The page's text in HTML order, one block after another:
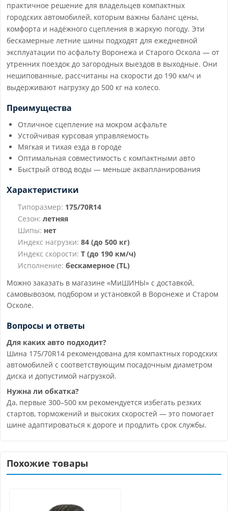
практичное решение для владельцев компактных
городских автомобилей, которым важны баланс цены,
комфорта и надёжного сцепления в жаркую погоду. Эти
бескамерные летние шины подходят для ежедневной
эксплуатации по асфальту Воронежа и Старого Оскола — от
утренних поездок до загородных выездов в выходные. Они
нешипованные, рассчитаны на скорости до 190 км/ч и
выдерживают нагрузку до 500 кг на колесо.
Преимущества
Отличное сцепление на мокром асфальте
Устойчивая курсовая управляемость
Мягкая и тихая езда в городе
Оптимальная совместимость с компактными авто
Быстрый отвод воды — меньше аквапланирования
Характеристики
Типоразмер: 175/70R14
Сезон: летняя
Шипы: нет
Индекс нагрузки: 84 (до 500 кг)
Индекс скорости: T (до 190 км/ч)
Исполнение: бескамерное (TL)
Можно заказать в магазине «МиШИНЫ» с доставкой,
самовывозом, подбором и установкой в Воронеже и Старом
Осколе.
Вопросы и ответы
Для каких авто подходит?
Шина 175/70R14 рекомендована для компактных городских
автомобилей с соответствующим посадочным диаметром
диска и допустимой нагрузкой.
Нужна ли обкатка?
Да, первые 300–500 км рекомендуется избегать резких
стартов, торможений и высоких скоростей — это помогает
шине адаптироваться к дороге и продлить срок службы.
Похожие товары